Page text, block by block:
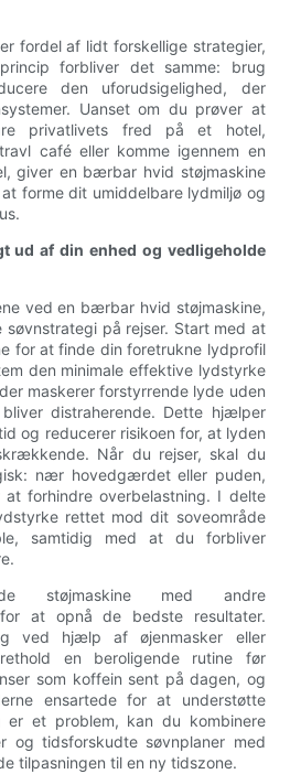
fordel af lidt forskellige strategier,
forbliver det samme: brug
den uforudsigelighed, der
Uanset om du prøver at
privatlivets fred på et hotel,
café eller komme igennem en
giver en bærbar hvid støjmaskine
forme dit umiddelbare lydmiljø og
ud af din enhed og vedligeholde
ved en bærbar hvid støjmaskine,
søvnstrategi på rejser. Start med at
for at finde din foretrukne lydprofil
den minimale effektive lydstyrke
maskerer forstyrrende lyde uden
distraherende. Dette hjælper
og reducerer risikoen for, at lyden
Når du rejser, skal du
nær hovedgærdet eller puden,
forhindre overbelastning. I delte
rettet mod dit soveområde
samtidig med at du forbliver
støjmaskine med andre
for at opnå de bedste resultater.
ved hjælp af øjenmasker eller
en beroligende rutine før
som koffein sent på dagen, og
ensartede for at understøtte
er et problem, kan du kombinere
og tidsforskudte søvnplaner med
tilpasningen til en ny tidszone.